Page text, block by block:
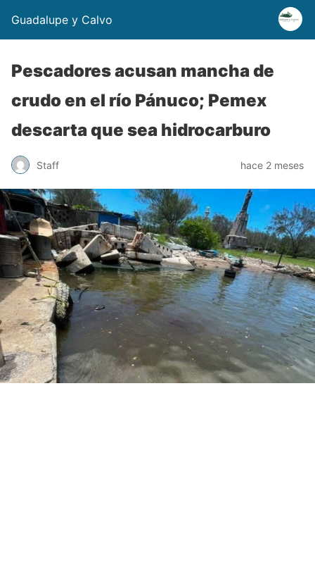
Guadalupe y Calvo
Pescadores acusan mancha de
crudo en el río Pánuco; Pemex
descarta que sea hidrocarburo
Staff hace 2 meses